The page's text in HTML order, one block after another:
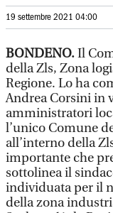
19 settembre 2021 04:00
BONDENO.Il
della Zls, Zona
Regione. Lo ha
Andrea Corsini in
amministratori
l’unico Comune
all’interno della
importante che
sottolinea il
individuata per il
della zona